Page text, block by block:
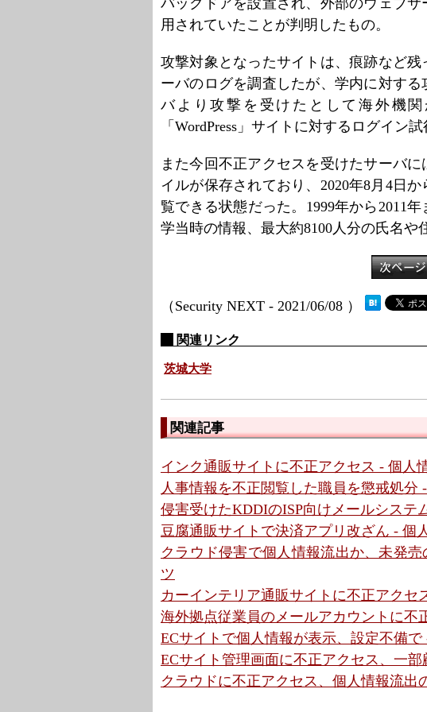
バックドアを設置され、外部のウェブ
用されていたことが判明したもの。
攻撃対象となったサイトは、痕跡など
ーバのログを調査したが、学内に対す
バより攻撃を受けたとして海外機
「WordPress」サイトに対するログイン
また今回不正アクセスを受けたサーバ
イルが保存されており、2020年8月4日
覧できる状態だった。1999年から2011
学当時の情報、最大約8100人分の氏名や
（Security NEXT - 2021/06/08 ）
関連リンク
茨城大学
関連記事
インク通販サイトに不正アクセス - 個人
人事情報を不正閲覧した職員を懲戒処分
侵害受けたKDDIのISP向けメールシステ
豆腐通販サイトで決済アプリ改ざん - 個
クラウド侵害で個人情報流出か、未発
ツ
カーインテリア通販サイトに不正アクセ
海外拠点従業員のメールアカウントに不
ECサイトで個人情報が表示、設定不備で
ECサイト管理画面に不正アクセス、一
クラウドに不正アクセス、個人情報流出